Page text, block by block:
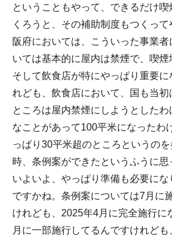
ということもやって、できるだけ
くろうと、その補助制度もつくっ
阪府においては、こういった事業
いては基本的に屋内は禁煙で、喫煙
そして飲食店が特にやっぱり重要
れども、飲食店において、国も当
ところは屋内禁煙にしようとした
なことがあって100平米になったわ
っぱり30平米超のところというの
時、条例案ができたというふうに
いよいよ、やっぱり準備も必要に
ですかね。条例案については7月に
けれども、2025年4月に完全施行に
月に一部施行してるんですけれど